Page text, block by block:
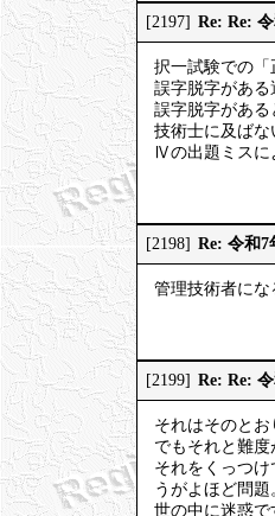
[2197] Re: Re:
択一試験での
誤字脱字があ
誤字脱字があ
技術士に及ば
Ⅳの出題ミスに
[2198] Re: 令和7
管理技術者に
[2199] Re: Re:
それはそのとお
でもそれと難
それをくっつ
うがよほど問題
世の中に迷惑で